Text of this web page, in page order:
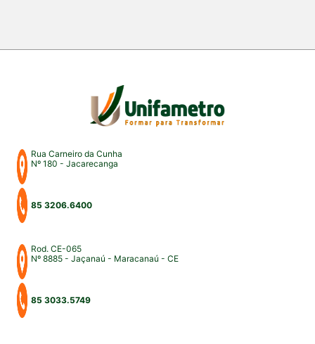
professores, profissionais do Direito e convidados
Rua Carneiro da Cunha
Nº 180 - Jacarecanga
85 3206.6400
Rod. CE-065
Nº 8885 - Jaçanaú - Maracanaú - CE
85 3033.5749